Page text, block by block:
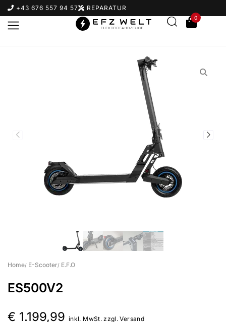
+43 676 557 94 57 REPARATUR
Suchbegriff eingeben & Enter klicken
0
Home E-Scooter E.F.O
ES500V2
€ 1.199,99 inkl. MwSt. zzgl. Versand